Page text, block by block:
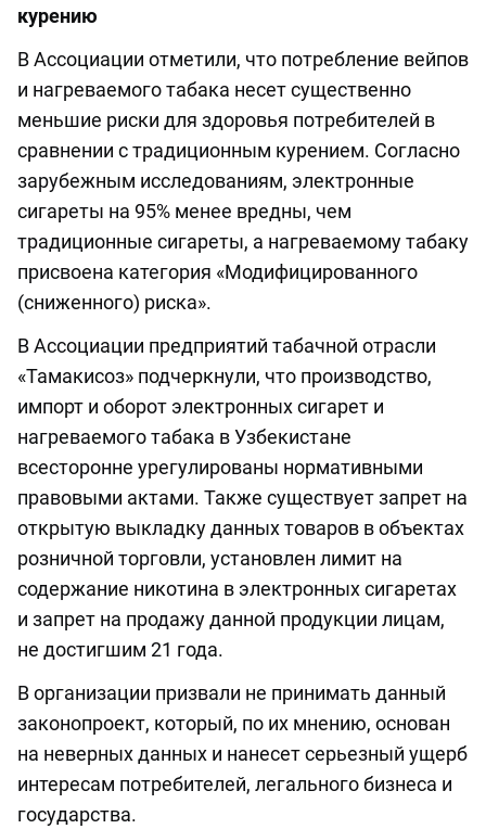
курению
В Ассоциации отметили, что потребление вейпов
и нагреваемого табака несет существенно
меньшие риски для здоровья потребителей в
сравнении с традиционным курением. Согласно
зарубежным исследованиям, электронные
сигареты на 95% менее вредны, чем
традиционные сигареты, а нагреваемому табаку
присвоена категория «Модифицированного
(сниженного) риска».
В Ассоциации предприятий табачной отрасли
«Тамакисоз» подчеркнули, что производство,
импорт и оборот электронных сигарет и
нагреваемого табака в Узбекистане
всесторонне урегулированы нормативными
правовыми актами. Также существует запрет на
открытую выкладку данных товаров в объектах
розничной торговли, установлен лимит на
содержание никотина в электронных сигаретах
и запрет на продажу данной продукции лицам,
не достигшим 21 года.
В организации призвали не принимать данный
законопроект, который, по их мнению, основан
на неверных данных и нанесет серьезный ущерб
интересам потребителей, легального бизнеса и
государства.